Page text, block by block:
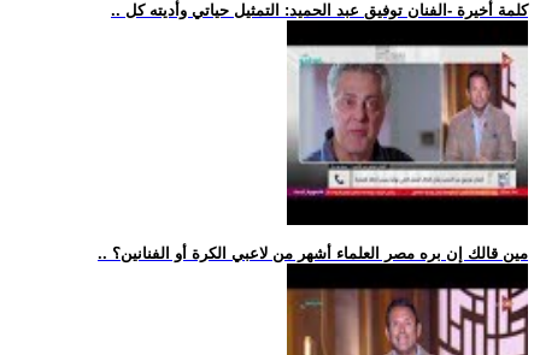
.. كلمة أخيرة -الفنان توفيق عبد الحميد: التمثيل حياتي وأديته كل
.. مين قالك إن بره مصر العلماء أشهر من لاعبي الكرة أو الفنانين؟